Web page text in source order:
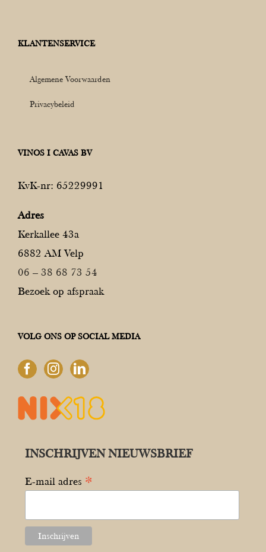
KLANTENSERVICE
Algemene Voorwaarden
Privacybeleid
VINOS I CAVAS BV
KvK-nr: 65229991
Adres
Kerkallee 43a
6882 AM Velp
06 – 38 68 73 54
Bezoek op afspraak
VOLG ONS OP SOCIAL MEDIA
INSCHRIJVEN NIEUWSBRIEF
E-mail adres *